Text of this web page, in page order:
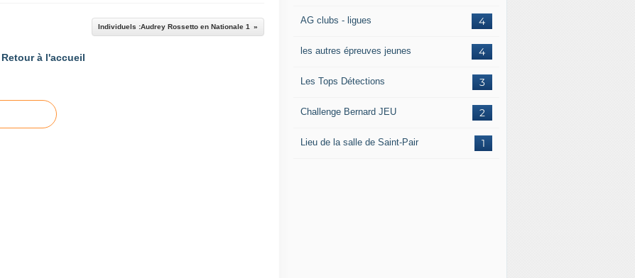
Individuels :Audrey Rossetto en Nationale 1
Retour à l'accueil
4
AG clubs - ligues
4
les autres épreuves jeunes
3
Les Tops Détections
2
Challenge Bernard JEU
1
Lieu de la salle de Saint-Pair